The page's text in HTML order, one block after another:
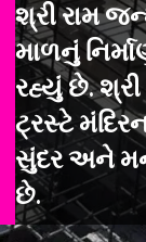
શ્રી રામ
માળનું
રહ્યું છે. શ્રી
ટ્રસ્ટે
સુંદર અને
છે.